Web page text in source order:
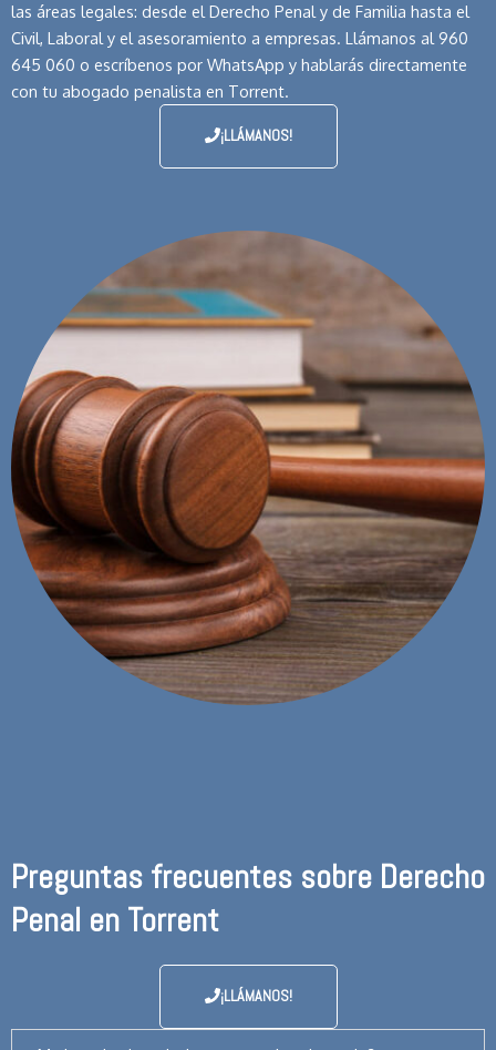
las áreas legales: desde el Derecho Penal y de Familia hasta el
Civil, Laboral y el asesoramiento a empresas. Llámanos al 960
645 060 o escríbenos por WhatsApp y hablarás directamente
con tu abogado penalista en Torrent.
¡LLÁMANOS!
Preguntas frecuentes sobre Derecho
Penal en Torrent
¡LLÁMANOS!